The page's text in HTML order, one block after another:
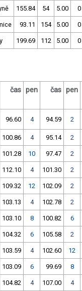
155.84 54 5.00 0
93.11 154 5.00 0
199.69 112 5.00 0
čas pen čas pen
96.60 4 94.59 2
100.86 4 95.14 2
101.28 10 97.47 2
112.10 4 101.30 2
109.32 12 102.09 2
103.13 4 102.78 2
103.10 8 100.82 6
104.32 6 105.58 2
103.59 4 102.60 12
103.09 6 99.69 8
104.82 4 107.00 4